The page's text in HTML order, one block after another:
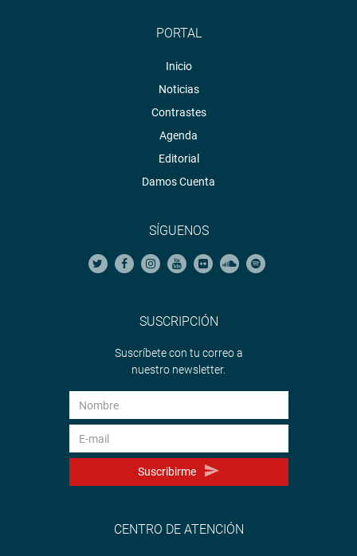
PORTAL
Inicio
Noticias
Contrastes
Agenda
Editorial
Damos Cuenta
SÍGUENOS
SUSCRIPCIÓN
Suscríbete con tu correo a
nuestro newsletter.
Suscribirme
CENTRO DE ATENCIÓN